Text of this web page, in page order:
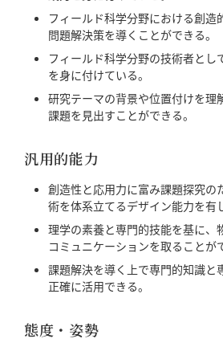
フィールド科学分野における創造
問題解決策を導くことができる。
フィールド科学分野の技術者とし
を身に付けている。
研究テーマの背景や位置付けを理
課題を見出すことができる。
汎用的能力
創造性と応用力に富み課題探究の
術を体系立てるデザイン能力を有
理学の素養と専門的技能を基に、
コミュニケーションを取ることが
課題解決を導く上で専門的知識と
正確に活用できる。
態度・姿勢